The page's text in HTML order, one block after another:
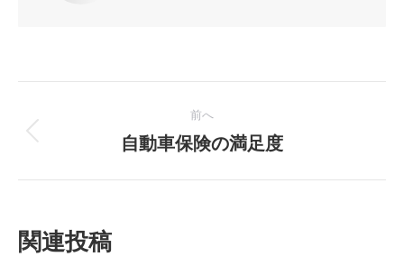
稿
ビ
前へ
前
自動車保険の満足度
関連投稿